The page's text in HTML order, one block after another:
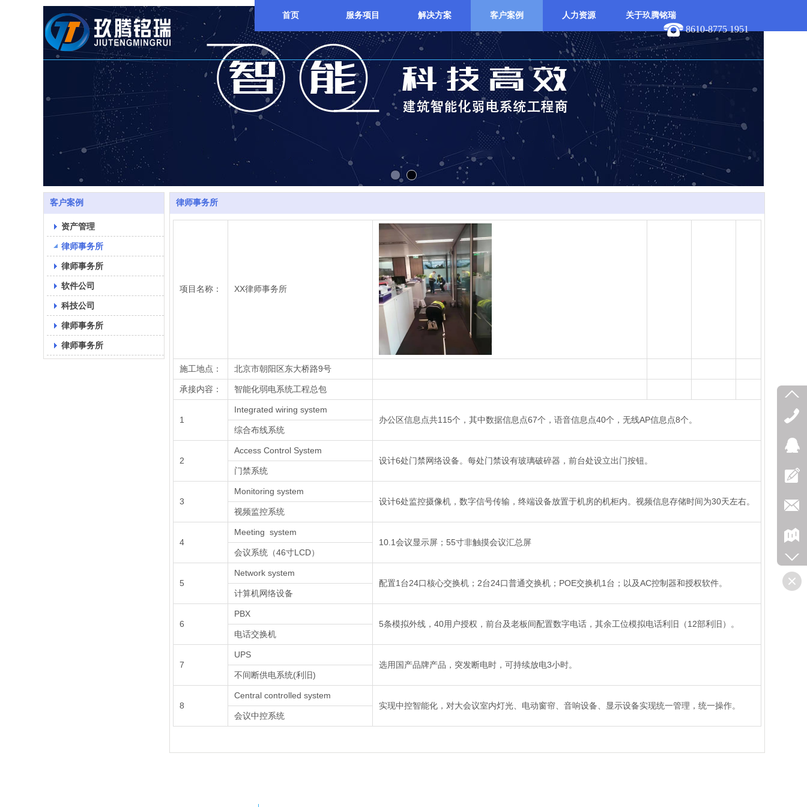
8610-8775 1951
首页 服务项目 解决方案 客户案例 人力资源 关于玖腾铭瑞
客户案例
资产管理
律师事务所
律师事务所
软件公司
科技公司
律师事务所
律师事务所
律师事务所
项目名称： XX律师事务所
施工地点： 北京市朝阳区东大桥路9号
承接内容： 智能化弱电系统工程总包
1
Integrated wiring system
办公区信息点共115个，其中数据信息点67个，语音信息点40个，无线AP信息点8个。
综合布线系统
2
Access Control System
设计6处门禁网络设备。每处门禁设有玻璃破碎器，前台处设立出门按钮。
门禁系统
3
Monitoring system
设计6处监控摄像机，数字信号传输，终端设备放置于机房的机柜内。视频信息存储时间为30天左右。
视频监控系统
4
Meeting system
10.1会议显示屏；55寸非触摸会议汇总屏
会议系统（46寸LCD）
5
Network system
配置1台24口核心交换机；2台24口普通交换机；POE交换机1台；以及AC控制器和授权软件。
计算机网络设备
6
PBX
5条模拟外线，40用户授权，前台及老板间配置数字电话，其余工位模拟电话利旧（12部利旧）。
电话交换机
7
UPS
选用国产品牌产品，突发断电时，可持续放电3小时。
不间断供电系统(利旧)
8
Central controlled system
实现中控智能化，对大会议室内灯光、电动窗帘、音响设备、显示设备实现统一管理，统一操作。
会议中控系统